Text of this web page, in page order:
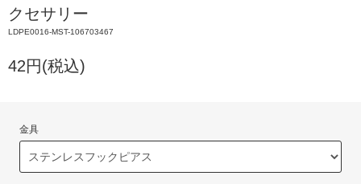
クセサリー
LDPE0016-MST-106703467
42円(税込)
金具